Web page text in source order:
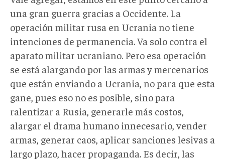
una gran guerra gracias a Occidente. La
operación militar rusa en Ucrania no tiene
intenciones de permanencia. Va solo contra el
aparato militar ucraniano. Pero esa operación
se está alargando por las armas y mercenarios
que están enviando a Ucrania, no para que esta
gane, pues eso no es posible, sino para
ralentizar a Rusia, generarle más costos,
alargar el drama humano innecesario, vender
armas, generar caos, aplicar sanciones lesivas a
largo plazo, hacer propaganda. Es decir, las